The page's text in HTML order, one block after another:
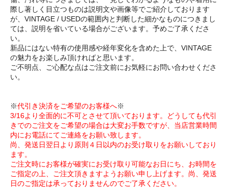
際し著しく目立つものは説明文や画像等でご紹介しております
が、VINTAGE / USEDの範囲内と判断した細かなものにつきまし
ては、説明を省いている場合がございます。予めご了承くださ
い。
新品にはない特有の使用感や経年変化を含めた上で、VINTAGE
の魅力をお楽しみ頂ければと思います。
ご不明点、ご心配な点はご注文前にお気軽にお問い合わせくださ
い。
※代引き決済をご希望のお客様へ※
3/16より全面的に不可とさせて頂いております。どうしても代引
きでのご注文をご希望の場合は大変お手数ですが、当店営業時間
内にお電話にてご連絡をお願い致します。
尚、発送日翌日より原則４日以内のお受け取りをお願いしており
ます。
ご注文時にお客様が確実にお受け取り可能なお日にち、お時間を
ご指定の上、ご注文頂きますようお願い申し上げます。尚、発送
日のご指定は承っておりませんのでご了承ください。